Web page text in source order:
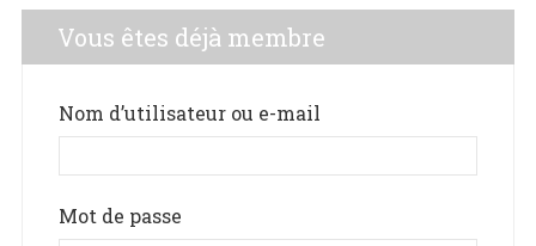
Vous êtes déjà membre
Nom d’utilisateur ou e-mail
Mot de passe